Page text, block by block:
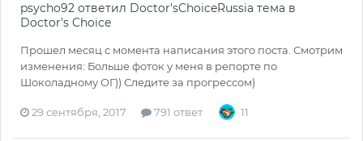
psycho92 ответил Doctor'sChoiceRussia тема в
Doctor's Choice
Прошел месяц с момента написания этого поста. Смотрим
изменения: Больше фоток у меня в репорте по
Шоколадному ОГ)) Следите за прогрессом)
29 сентября, 2017 791 ответ 11